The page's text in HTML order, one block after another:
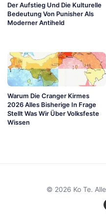
Der Aufstieg Und Die Kulturelle
Bedeutung Von Punisher Als
Moderner Antiheld
Warum Die Cranger Kirmes
2026 Alles Bisherige In Frage
Stellt Was Wir Über Volksfeste
Wissen
© 2026 Ko Te.